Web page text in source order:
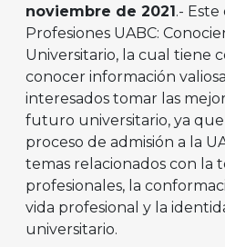
noviembre de 2021 .-
Profesiones UABC:
Universitario, la cual tiene
conocer información
interesados tomar las
futuro universitario, ya que
proceso de admisión a la
temas relacionados con la
profesionales, la
vida profesional y la
universitario.